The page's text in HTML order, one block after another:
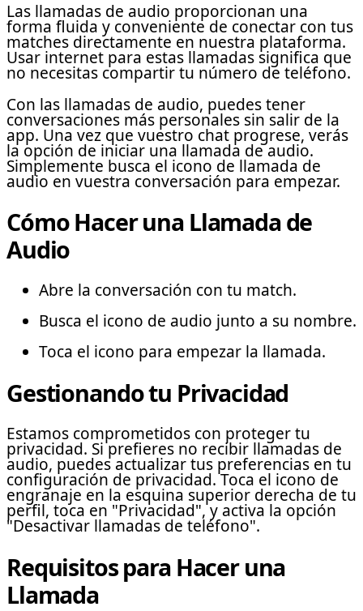
Las llamadas de audio proporcionan una
forma fluida y conveniente de conectar con tus
matches directamente en nuestra plataforma.
Usar internet para estas llamadas significa que
no necesitas compartir tu número de teléfono.
Con las llamadas de audio, puedes tener
conversaciones más personales sin salir de la
app. Una vez que vuestro chat progrese, verás
la opción de iniciar una llamada de audio.
Simplemente busca el icono de llamada de
audio en vuestra conversación para empezar.
Cómo Hacer una Llamada de
Audio
Abre la conversación con tu match.
Busca el icono de audio junto a su nombre.
Toca el icono para empezar la llamada.
Gestionando tu Privacidad
Estamos comprometidos con proteger tu
privacidad. Si prefieres no recibir llamadas de
audio, puedes actualizar tus preferencias en tu
configuración de privacidad. Toca el icono de
engranaje en la esquina superior derecha de tu
perfil, toca en "Privacidad", y activa la opción
"Desactivar llamadas de teléfono".
Requisitos para Hacer una
Llamada